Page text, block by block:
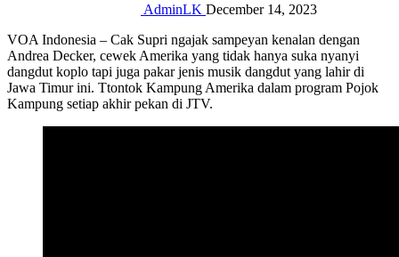
AdminLK December 14, 2023
VOA Indonesia – Cak Supri ngajak sampeyan kenalan dengan
Andrea Decker, cewek Amerika yang tidak hanya suka nyanyi
dangdut koplo tapi juga pakar jenis musik dangdut yang lahir di
Jawa Timur ini. Ttontok Kampung Amerika dalam program Pojok
Kampung setiap akhir pekan di JTV.